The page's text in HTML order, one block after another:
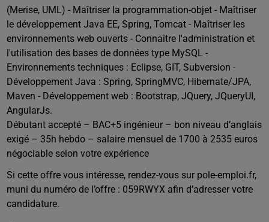
(Merise, UML) - Maîtriser la programmation-objet - Maîtriser
le développement Java EE, Spring, Tomcat - Maîtriser les
environnements web ouverts - Connaître l'administration et
l'utilisation des bases de données type MySQL -
Environnements techniques : Eclipse, GIT, Subversion -
Développement Java : Spring, SpringMVC, Hibernate/JPA,
Maven - Développement web : Bootstrap, JQuery, JQueryUI,
AngularJs.
Débutant accepté – BAC+5 ingénieur – bon niveau d’anglais
exigé – 35h hebdo – salaire mensuel de 1700 à 2535 euros
négociable selon votre expérience
Si cette offre vous intéresse, rendez-vous sur pole-emploi.fr,
muni du numéro de l’offre : 059RWYX afin d’adresser votre
candidature.